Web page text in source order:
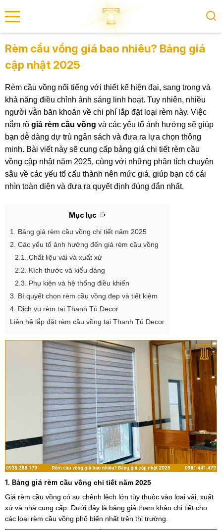
menu
Rèm cầu vồng giá bao nhiêu? Bảng giá
cập nhật 2025
Rèm cầu vồng nổi tiếng với thiết kế hiện đại, sang trọng và
khả năng điều chỉnh ánh sáng linh hoạt. Tuy nhiên, nhiều
người vẫn băn khoăn về chi phí lắp đặt loại rèm này. Việc
nắm rõ giá rèm cầu vồng và các yếu tố ảnh hưởng sẽ giúp
bạn dễ dàng dự trù ngân sách và đưa ra lựa chọn thông
minh. Bài viết này sẽ cung cấp bảng giá chi tiết rèm cầu
vồng cập nhật năm 2025, cùng với những phân tích chuyên
sâu về các yếu tố cấu thành nên mức giá, giúp bạn có cái
nhìn toàn diện và đưa ra quyết định đúng đắn nhất.
Mục lục
1. Bảng giá rèm cầu vồng chi tiết năm 2025
2. Các yếu tố ảnh hưởng đến giá rèm cầu vồng
2.1. Chất liệu vải và xuất xứ
2.2. Kích thước và kiểu dáng
2.3. Phụ kiện và hệ thống điều khiển
3. Bí quyết chọn rèm cầu vồng đẹp và tiết kiệm
4. Dịch vụ rèm tại Thanh Tú Decor
Liên hệ lắp đặt rèm cầu vồng tại Thanh Tú Decor
1. Bảng giá rèm cầu vồng chi tiết năm 2025
Giá rèm cầu vồng có sự chênh lệch lớn tùy thuộc vào loại vải, xuất
xứ và nhà cung cấp. Dưới đây là bảng giá tham khảo chi tiết cho
các loại rèm cầu vồng phổ biến nhất trên thị trường.